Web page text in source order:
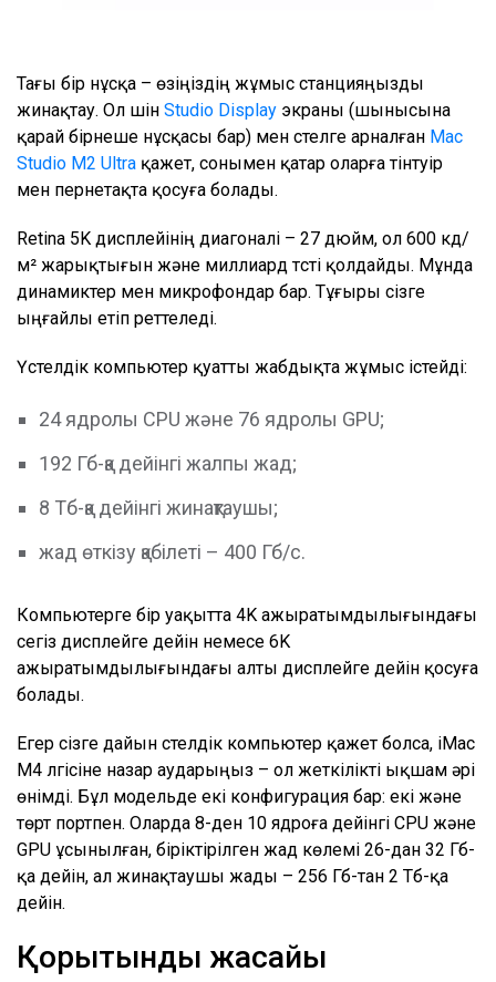
Тағы бір нұсқа – өзіңіздің жұмыс станцияңызды
жинақтау. Ол үшін Studio Display экраны (шынысына
қарай бірнеше нұсқасы бар) мен үстелге арналған Mac
Studio M2 Ultra қажет, сонымен қатар оларға тінтуір
мен пернетақта қосуға болады.
Retina 5K дисплейінің диагоналі – 27 дюйм, ол 600 кд/
м² жарықтығын және миллиард түсті қолдайды. Мұнда
динамиктер мен микрофондар бар. Тұғыры сізге
ыңғайлы етіп реттеледі.
Үстелдік компьютер қуатты жабдықта жұмыс істейді:
24 ядролы CPU және 76 ядролы GPU;
192 Гб-қа дейінгі жалпы жад;
8 Тб-қа дейінгі жинақтаушы;
жад өткізу қабілеті – 400 Гб/с.
Компьютерге бір уақытта 4K ажыратымдылығындағы
сегіз дисплейге дейін немесе 6K
ажыратымдылығындағы алты дисплейге дейін қосуға
болады.
Егер сізге дайын үстелдік компьютер қажет болса, iMac
M4 үлгісіне назар аударыңыз – ол жеткілікті ықшам әрі
өнімді. Бұл модельде екі конфигурация бар: екі және
төрт портпен. Оларда 8-ден 10 ядроға дейінгі CPU және
GPU ұсынылған, біріктірілген жад көлемі 26-дан 32 Гб-
қа дейін, ал жинақтаушы жады – 256 Гб-тан 2 Тб-қа
дейін.
Қорытынды жасайық